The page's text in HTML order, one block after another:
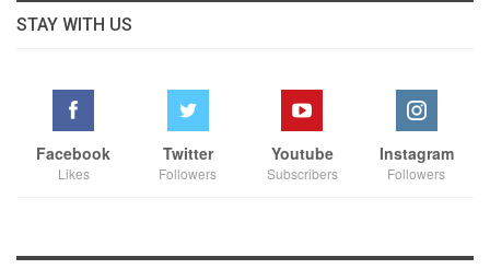
STAY WITH US
Facebook
Likes
Twitter
Followers
Youtube
Subscribers
Instagram
Followers